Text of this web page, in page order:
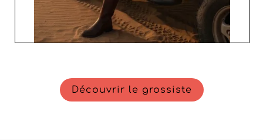
Découvrir le grossiste